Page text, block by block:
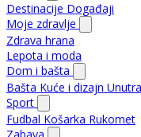
Destinacije Događaji
Moje zdravlje
Zdrava hrana
Lepota i moda
Dom i bašta
Bašta Kuće i dizajn
Sport
Fudbal Košarka Rukomet